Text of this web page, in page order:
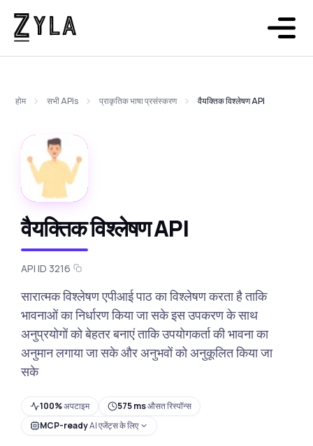
होम सभी APIs प्राकृतिक भाषा प्रसंस्करण वैयक्तिक विश्लेषण API
वैयक्तिक विश्लेषण API
API ID 3216
सारात्मक विश्लेषण एपीआई पाठ का विश्लेषण करता है ताकि
भावनाओं का निर्धारण किया जा सके इस उपकरण के साथ
अनुप्रयोगों को बेहतर बनाएं ताकि उपयोगकर्ता की भावना का
अनुमान लगाया जा सके और अनुभवों को अनुकूलित किया जा
सके
100%अपटाइम 575 msऔसत रिस्पॉन्स
MCP-readyAI एजेंट्स के लिए